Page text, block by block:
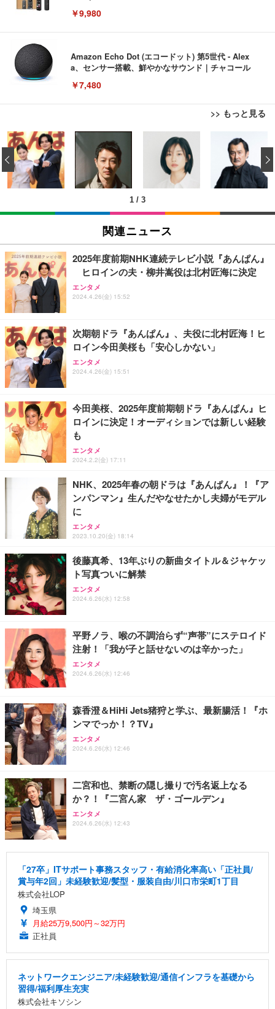
￥9,980
Amazon Echo Dot (エコードット) 第5世代 - Alex
a、センサー搭載、鮮やかなサウンド｜チャコール
￥7,480
>> もっと見る
[EdoErgo] オフィスチェア 椅子 テレワーク 疲れな
い 跳ね上げ式アームレスト コンパクト 約105度ロッ
キング pc 事務椅子 360度回転 座面昇降 強化ナイロ
ン樹脂ベース 通気性メッシュ 在宅ワーク H-WY01
(黒網+黒枠+黒足)
￥5,699
SIHOO B100 オフィスチェア／デスクチェア メッシ
ュチェア 人間工学 疲れない ブラック
￥27,999
Sezlife オフィスチェア デスクチェア 疲れない テレ
ワーク チェア 強化バックレスト 30度ロッキング機
能 人間工学 椅子 腰サポート 90度跳ね上げ式アーム
務用 おしゃれ パソコンチェア (ブラック)
Sezlife オフィスチェア デスクチェア 疲れない テレ
ワーク チェア 強化バックレスト 30度ロッキング機
能 人間工学 椅子 腰サポート 90度跳ね上げ式アーム
務用 おしゃれ パソコンチェア (ホワイト)
ANDWINT オフィスチェア デスクチェア 肘なし メ
ッシュ 通気性 ランバーサポート付き 腰サポート ガ
ス圧無段階昇降 360度回転 キャスター付き コンパク
ト 幅52×奥行58.5×高さ84～96cm テレワーク 在宅
￥4,139
12cm HDMI延長ケーブル Fire TV Stick対応 オス-メ
ス アダプター
Alexa対応音声認識リモコン Pro | 対応する別売りの
Fire TV本体が必要です
Amazon 5W USB 充電器
Amazon純正 USBタイプCケーブル (ブラック)
￥1,180
エレコム 充電器 Type-C USB-C 20W USB PD対応
ケーブル一体型 1.5m PSE認証品 GaN採用 折りたた
み式プラグ しろちゃん 【 iPhone16 15 等対応】 E
C-AC6920WF
￥1,090
モバイルバッテリー 大容量 30000mAh 【22.5W/20
ッテリー 5台同時充電 Type-C出力 スマホ 充電器 LC
D残量表示 LEDライト付き ストラップ付き 持ち運び
携帯充電器 停電対策 アウトドア/旅行/出張/防災/緊
急用 iOS/Android各種他対応 機内持込可 (高級白い)
￥2,469
エレコム 充電器 Type-C USB-C 20W USB PD対応 1
ポート PSE認証品 GaN採用 折りたたみ式プラグ ホ
ワイト 【 iPhone16 15 等対応】 EC-AC6820WH
エレコム 充電器 40W 2ポート Type-C USB PD対応
PPS対応 GaN II採用 折りたたみ式プラグ ホワイト
EC-AC10640WH
エレコム 65W 充電器 Type-C コンセント 急速 PD対
応 スイング式プラグ採用 PSE技術基準適合 ブラッ
ク EC-AC12465BK
￥2,190
1 / 3
‹
関連ニュース
2025年度前期NHK連続テレビ小説『あんぱん』
ヒロインの夫・柳井嵩役は北村匠海に決定
エンタメ
2024.4.26(金) 15:52
次期朝ドラ『あんぱん』、夫役に北村匠海！ヒ
ロイン今田美桜も「安心しかない」
エンタメ
2024.4.26(金) 15:51
今田美桜、2025年度前期朝ドラ『あんぱん』ヒ
ロインに決定！オーディションでは新しい経験
も
エンタメ
2024.2.2(金) 17:11
NHK、2025年春の朝ドラは『あんぱん』！『ア
ンパンマン』生んだやなせたかし夫婦がモデル
に
エンタメ
2023.10.20(金) 18:14
後藤真希、13年ぶりの新曲タイトル＆ジャケッ
ト写真ついに解禁
エンタメ
2024.6.26(水) 12:58
平野ノラ、喉の不調治らず“声帯”にステロイド
注射！「我が子と話せないのは辛かった」
エンタメ
2024.6.26(水) 12:46
森香澄＆HiHi Jets猪狩と学ぶ、最新腸活！『ホ
ンマでっか！？TV』
エンタメ
2024.6.26(水) 12:46
二宮和也、禁断の隠し撮りで汚名返上なる
か？！『二宮ん家 ザ・ゴールデン』
エンタメ
2024.6.26(水) 12:43
「27卒」ITサポート事務スタッフ・有給消化率高い「正社員/
賞与年2回」未経験歓迎/髪型・服装自由/川口市栄町1丁目
株式会社LOP
埼玉県
月給25万9,500円～32万円
正社員
ネットワークエンジニア/未経験歓迎/通信インフラを基礎から
習得/福利厚生充実
株式会社キソシン